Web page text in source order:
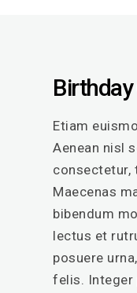
Etiam
Aenean nisl
consectetur,
Maecenas
bibendum
lectus et
posuere
felis.